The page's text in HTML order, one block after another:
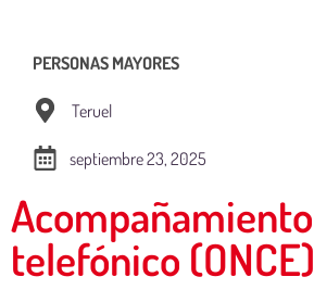
PERSONAS MAYORES
Teruel
septiembre 23, 2025
Acompañamiento
telefónico (ONCE)